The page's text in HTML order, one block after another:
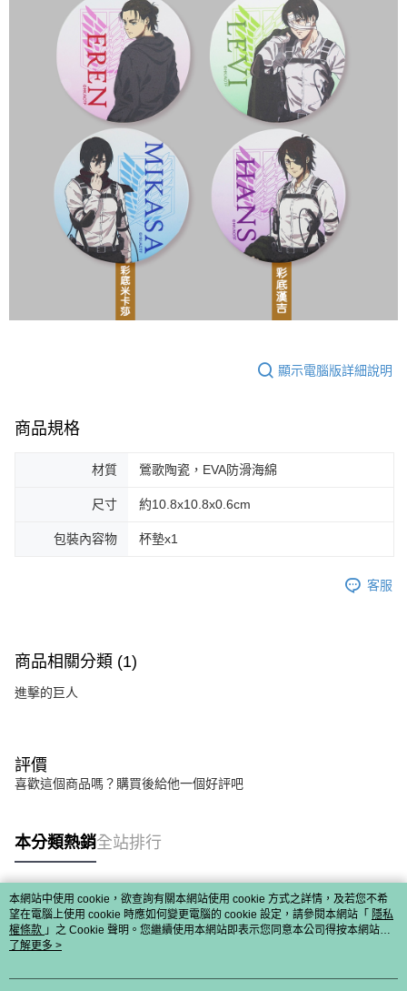
顯示電腦版詳細說明
商品規格
材質 鶯歌陶瓷，EVA防滑海綿
尺寸 約10.8x10.8x0.6cm
包裝內容物 杯墊x1
客服
商品相關分類 (1)
進擊的巨人
評價
喜歡這個商品嗎？購買後給他一個好評吧
本分類熱銷全站排行
熱門標籤
本網站中使用 cookie，欲查詢有關本網站使用 cookie 方式之詳情，及若您不希
望在電腦上使用 cookie 時應如何變更電腦的 cookie 設定，請參閱本網站「 隱私
權條款 」之 Cookie 聲明。您繼續使用本網站即表示您同意本公司得按本網站使
用條款之 Cookie 聲明使用 cookie。
了解更多 >